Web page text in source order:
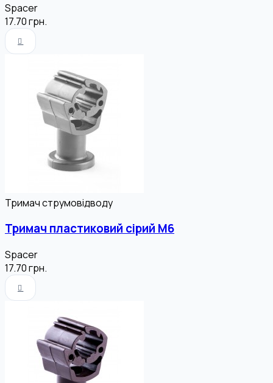
Spacer
17.70грн.
Тримач струмовідводу
Тримач пластиковий сірий М6
Spacer
17.70грн.